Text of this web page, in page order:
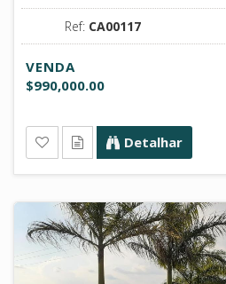
Ref: CA00117
VENDA
$990,000.00
Detalhar